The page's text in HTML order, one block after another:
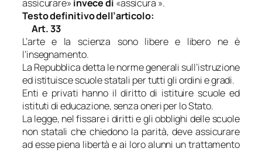
assicurare» invece di «assicura ».
Testo definitivo dell’articolo:
Art. 33
L’arte e la scienza sono libere e libero ne è
l’insegnamento.
La Repubblica detta le norme generali sull’istruzione
ed istituisce scuole statali per tutti gli ordini e gradi.
Enti e privati hanno il diritto di istituire scuole ed
istituti di educazione, senza oneri per lo Stato.
La legge, nel fissare i diritti e gli obblighi delle scuole
non statali che chiedono la parità, deve assicurare
ad esse piena libertà e ai loro alunni un trattamento